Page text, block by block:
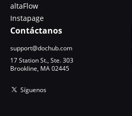
altaFlow
Instapage
Contáctanos
support@dochub.com
17 Station St., Ste. 303
Brookline, MA 02445
Síguenos